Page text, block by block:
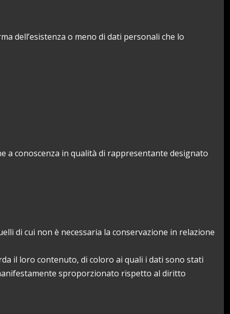
dell’esistenza o meno di dati personali che lo
a conoscenza in qualità di rappresentante designato
di cui non è necessaria la conservazione in relazione
il loro contenuto, di coloro ai quali i dati sono stati
sproporzionato rispetto al diritto